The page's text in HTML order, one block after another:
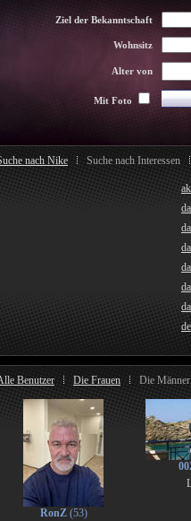
Ziel der Bekanntschaft
Wohnsitz
Alter von
Mit Foto
nach Nike Suche nach Interessen
Benutzer Die Frauen Die Männer
RonZ(53)